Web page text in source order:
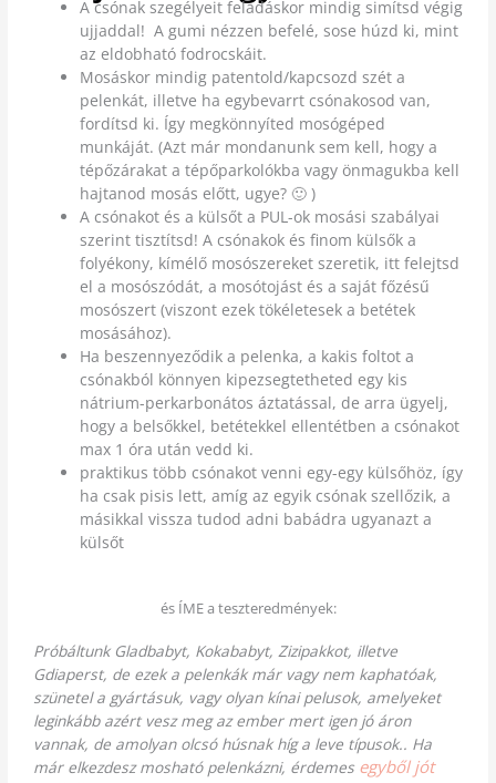
A csónak szegélyeit feladáskor mindig simítsd végig
ujjaddal! A gumi nézzen befelé, sose húzd ki, mint
az eldobható fodrocskáit.
Mosáskor mindig patentold/kapcsozd szét a
pelenkát, illetve ha egybevarrt csónakosod van,
fordítsd ki. Így megkönnyíted mosógéped
munkáját. (Azt már mondanunk sem kell, hogy a
tépőzárakat a tépőparkolókba vagy önmagukba kell
hajtanod mosás előtt, ugye? 🙂 )
A csónakot és a külsőt a PUL-ok mosási szabályai
szerint tisztítsd! A csónakok és finom külsők a
folyékony, kímélő mosószereket szeretik, itt felejtsd
el a mosószódát, a mosótojást és a saját főzésű
mosószert (viszont ezek tökéletesek a betétek
mosásához).
Ha beszennyeződik a pelenka, a kakis foltot a
csónakból könnyen kipezsegtetheted egy kis
nátrium-perkarbonátos áztatással, de arra ügyelj,
hogy a belsőkkel, betétekkel ellentétben a csónakot
max 1 óra után vedd ki.
praktikus több csónakot venni egy-egy külsőhöz, így
ha csak pisis lett, amíg az egyik csónak szellőzik, a
másikkal vissza tudod adni babádra ugyanazt a
külsőt
és ÍME a teszteredmények:
Próbáltunk Gladbabyt, Kokababyt, Zizipakkot, illetve
Gdiaperst, de ezek a pelenkák már vagy nem kaphatóak,
szünetel a gyártásuk, vagy olyan kínai pelusok, amelyeket
leginkább azért vesz meg az ember mert igen jó áron
vannak, de amolyan olcsó húsnak híg a leve típusok.. Ha
már elkezdesz mosható pelenkázni, érdemes egyből jót